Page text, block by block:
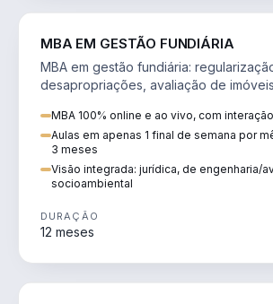
MBA EM GESTÃO FUNDIÁRIA
MBA em gestão fundiária:
desapropriações, avaliação de
MBA 100% online e ao vivo, com
Aulas em apenas 1 final de semana por
3 meses
Visão integrada: jurídica, de engenharia/
socioambiental
DURAÇÃO
12 meses